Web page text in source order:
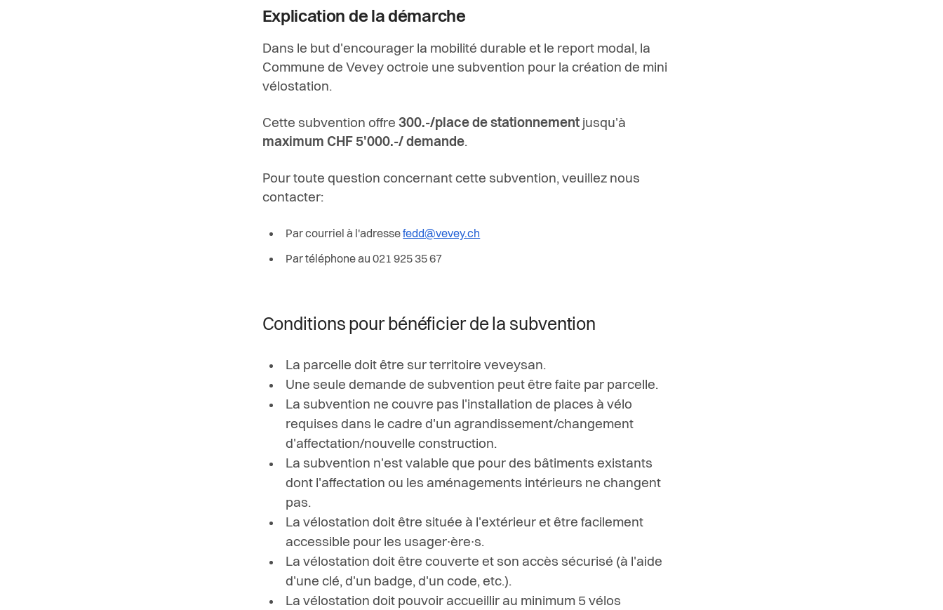
Explication de la démarche
Dans le but d'encourager la mobilité durable et le report modal, la
Commune de Vevey octroie une subvention pour la création de mini
vélostation.
Cette subvention offre 300.-/place de stationnement jusqu'à
maximum CHF 5'000.-/ demande.
Pour toute question concernant cette subvention, veuillez nous
contacter:
Par courriel à l'adressefedd@vevey.ch
Par téléphone au 021 925 35 67
Conditions pour bénéficier de la subvention
La parcelle doit être sur territoire veveysan.
Une seule demande de subvention peut être faite par parcelle.
La subvention ne couvre pas l'installation de places à vélo
requises dans le cadre d'un agrandissement/changement
d'affectation/nouvelle construction.
La subvention n'est valable que pour des bâtiments existants
dont l'affectation ou les aménagements intérieurs ne changent
pas.
La vélostation doit être située à l'extérieur et être facilement
accessible pour les usager∙ère∙s.
La vélostation doit être couverte et son accès sécurisé (à l'aide
d'une clé, d'un badge, d'un code, etc.).
La vélostation doit pouvoir accueillir au minimum 5 vélos